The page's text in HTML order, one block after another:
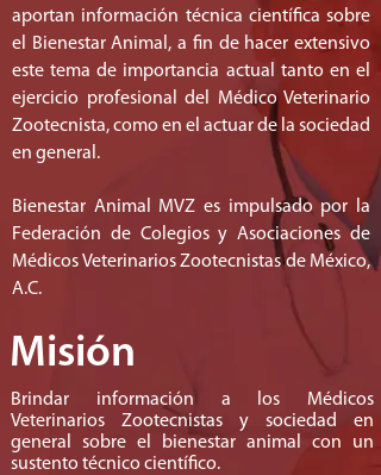
aportan información técnica científica sobre
el Bienestar ​Animal, a fin de hacer extensivo
este tema de importancia actual tanto en el
ejercicio profesional del Médico Veterinario
Zootecnista, como en el actuar de la sociedad
en general.
​Bienestar Animal MVZ es impulsado por la
Federación de Colegios y Asociaciones de
Médicos Veterinarios Zootecnistas de México,
A.C.
Misión
Brindar información a los Médicos
Veterinarios Zootecnistas y sociedad en
general sobre el bienestar animal con un
sustento técnico científico.